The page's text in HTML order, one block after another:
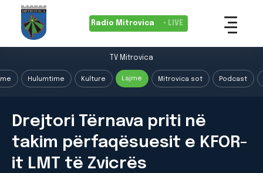
Radio Mitrovica • LIVE
TV Mitrovica
Hulumtime Kulture Lajme Mitrovica sot Podcast
Drejtori Tërnava priti në
takim përfaqësuesit e KFOR-
it LMT të Zvicrës